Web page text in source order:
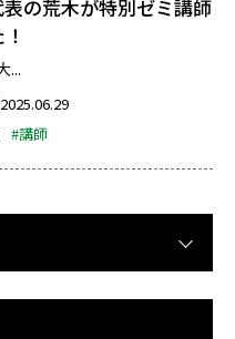
の荒木が特別ゼミ講師
...
#講師